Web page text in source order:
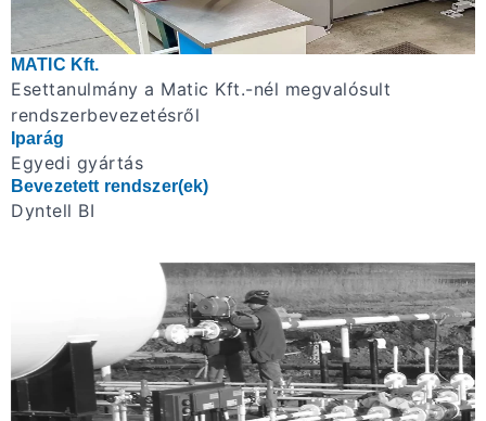
MATIC Kft.
Esettanulmány a Matic Kft.-nél megvalósult
rendszerbevezetésről
Iparág
Egyedi gyártás
Bevezetett rendszer(ek)
Dyntell BI